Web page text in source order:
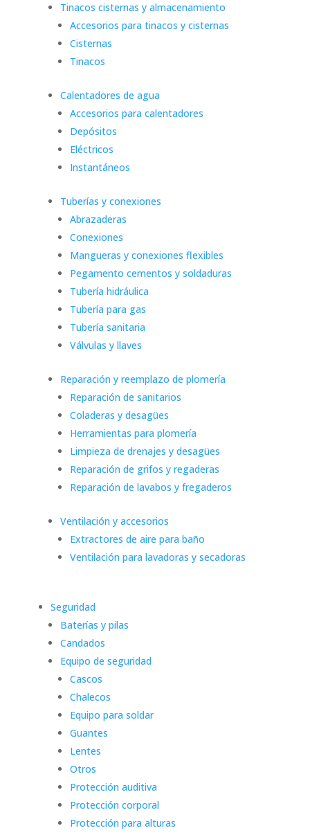
Tinacos cisternas y almacenamiento
Accesorios para tinacos y cisternas
Cisternas
Tinacos
Calentadores de agua
Accesorios para calentadores
Depósitos
Eléctricos
Instantáneos
Tuberías y conexiones
Abrazaderas
Conexiones
Mangueras y conexiones flexibles
Pegamento cementos y soldaduras
Tubería hidráulica
Tubería para gas
Tubería sanitaria
Válvulas y llaves
Reparación y reemplazo de plomería
Reparación de sanitarios
Coladeras y desagües
Herramientas para plomería
Limpieza de drenajes y desagües
Reparación de grifos y regaderas
Reparación de lavabos y fregaderos
Ventilación y accesorios
Extractores de aire para baño
Ventilación para lavadoras y secadoras
Seguridad
Baterías y pilas
Candados
Equipo de seguridad
Cascos
Chalecos
Equipo para soldar
Guantes
Lentes
Otros
Protección auditiva
Protección corporal
Protección para alturas